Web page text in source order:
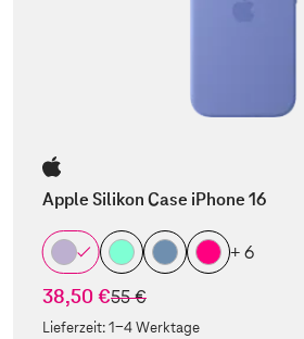
Apple Silikon Case iPhone 16
+ 6
38,50 €statt
55 €
Lieferzeit:1-4 Werktage